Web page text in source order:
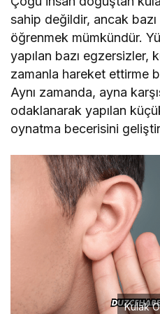
sahip değildir, ancak
öğrenmek mümkündür.
yapılan bazı egzersizler,
zamanla hareket ettirme
Aynı zamanda, ayna
odaklanarak yapılan
oynatma becerisini
Kulak